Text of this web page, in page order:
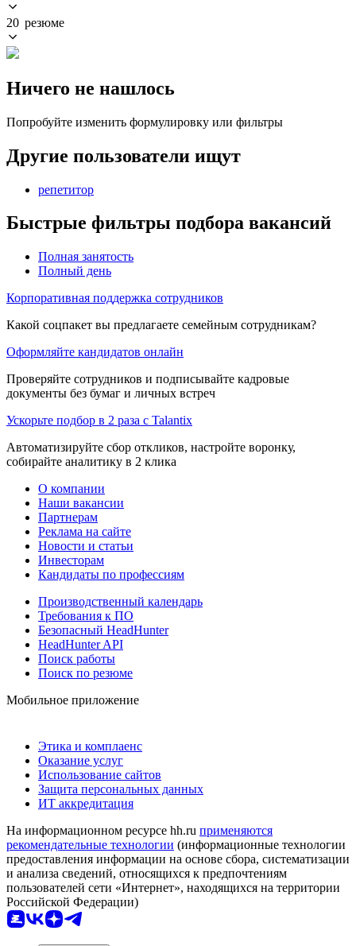
20 резюме
Ничего не нашлось
Попробуйте изменить формулировку или фильтры
Другие пользователи ищут
репетитор
Быстрые фильтры подбора вакансий
Полная занятость
Полный день
Корпоративная поддержка сотрудников
Какой соцпакет вы предлагаете семейным сотрудникам?
Оформляйте кандидатов онлайн
Проверяйте сотрудников и подписывайте кадровые
документы без бумаг и личных встреч
Ускорьте подбор в 2 раза с Talantix
Автоматизируйте сбор откликов, настройте воронку,
собирайте аналитику в 2 клика
О компании
Наши вакансии
Партнерам
Реклама на сайте
Новости и статьи
Инвесторам
Кандидаты по профессиям
Производственный календарь
Требования к ПО
Безопасный HeadHunter
HeadHunter API
Поиск работы
Поиск по резюме
Мобильное приложение
Этика и комплаенс
Оказание услуг
Использование сайтов
Защита персональных данных
ИТ аккредитация
На информационном ресурсе hh.ru применяются
рекомендательные технологии (информационные технологии
предоставления информации на основе сбора, систематизации
и анализа сведений, относящихся к предпочтениям
пользователей сети «Интернет», находящихся на территории
Российской Федерации)